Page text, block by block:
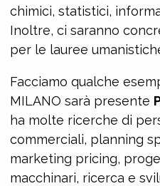
chimici, statistici,
Inoltre, ci saranno
per le lauree
Facciamo qualche
MILANO sarà presente
ha molte ricerche di
commerciali, planning
marketing pricing,
macchinari, ricerca e